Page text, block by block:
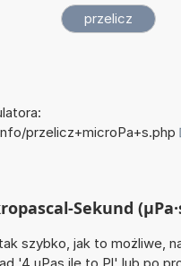
przelicz+microPa+s.php
Sekund
szybko, jak to możliwe,